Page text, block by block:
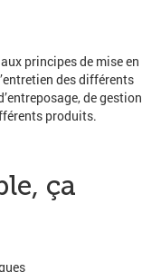
principes de mise en
des différents
de gestion
produits.
ça